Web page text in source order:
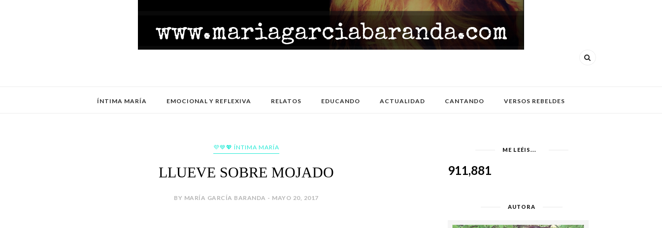
ÍNTIMA MARÍA EMOCIONAL Y REFLEXIVA RELATOS EDUCANDO ACTUALIDAD CANTANDO VERSOS REBELDES
💜💙💖 ÍNTIMA MARÍA
LLUEVE SOBRE MOJADO
BY MARÍA GARCÍA BARANDA - MAYO 20, 2017
ME LEÉIS...
911,881
AUTORA